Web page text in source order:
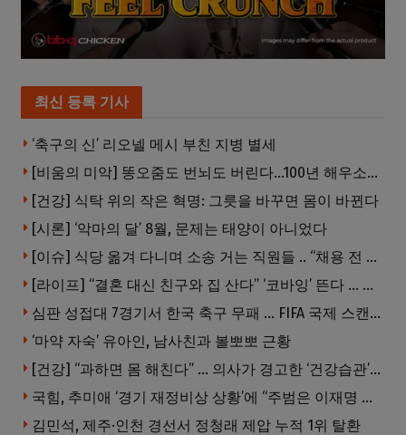
최신 등록 기사
‘축구의 신’ 리오넬 메시 부친 지병 별세
[비움의 미악] 똥오줌도 번뇌도 버린다…100년 해우소의 철학
[건강] 식탁 위의 작은 혁명: 그릇을 바꾸면 몸이 바뀐다
[시론] ‘악마의 달’ 8월, 문제는 태양이 아니었다
[이슈] 식당 옮겨 다니며 소송 거는 직원들 .. “채용 전 반드시 확인해야”
[라이프] “결혼 대신 친구와 집 산다” ‘코바잉’ 뜬다 … 내 집 마련 공식 바뀌었다
심판 성접대 7경기서 한국 축구 무패 … FIFA 국제 스캔들 번지나
‘마약 자숙’ 유아인, 남사친과 볼뽀뽀 근황
[건강] “과하면 몸 해친다” … 의사가 경고한 ‘건강습관’ 5가지
국힘, 추미애 ‘경기 재정비상 상황’에 “주범은 이재명 전 지사”
김민석, 제주·인천 경선서 정청래 제압 누적 1위 탈환